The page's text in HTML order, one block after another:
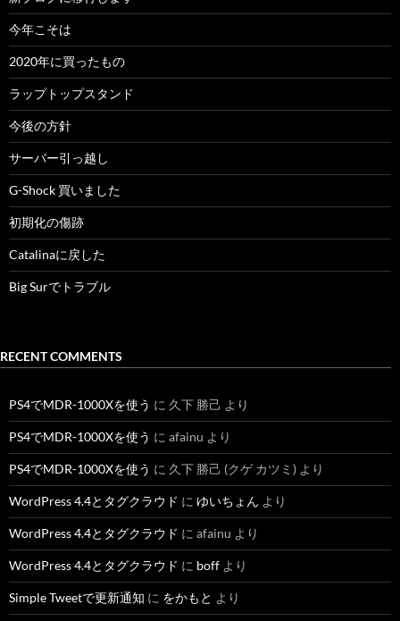
今年こそは
2020年に買ったもの
ラップトップスタンド
今後の方針
サーバー引っ越し
G-Shock 買いました
初期化の傷跡
Catalinaに戻した
Big Surでトラブル
RECENT COMMENTS
PS4でMDR-1000Xを使う に 久下 勝己 より
PS4でMDR-1000Xを使う に afainu より
PS4でMDR-1000Xを使う に 久下 勝己 (クゲ カツミ) より
WordPress 4.4とタグクラウド に ゆいちょん より
WordPress 4.4とタグクラウド に afainu より
WordPress 4.4とタグクラウド に boff より
Simple Tweetで更新通知 に をかもと より